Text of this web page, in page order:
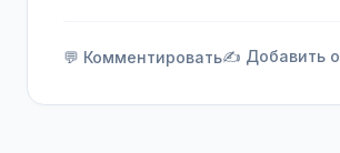
💬 Комментировать✍️ Добавить